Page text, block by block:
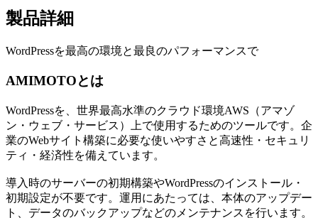
製品詳細
WordPressを最高の環境と最良のパフォーマンスで
AMIMOTOとは
WordPressを、世界最高水準のクラウド環境AWS（アマゾ
ン・ウェブ・サービス）上で使用するためのツールです。企
業のWebサイト構築に必要な使いやすさと高速性・セキュリ
ティ・経済性を備えています。
導入時のサーバーの初期構築やWordPressのインストール・
初期設定が不要です。運用にあたっては、本体のアップデー
ト、データのバックアップなどのメンテナンスを行います。